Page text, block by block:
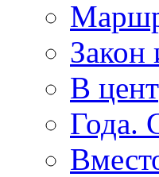
Закон
В
Года.